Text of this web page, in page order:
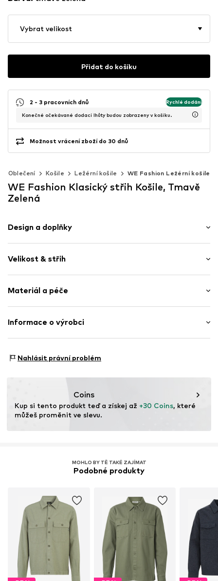
Vybrat velikost
Přidat do košíku
2 - 3 pracovních dnů Rychlé dodání
Konečné očekávané dodací lhůty budou zobrazeny v košíku.
Možnost vrácení zboží do 30 dnů
Oblečení Košile Ležérní košile WE Fashion Ležérní košile
WE Fashion Klasický střih Košile, Tmavě
Zelená
Design a doplňky
Bavlna
Límeček Kent
Manžety s 1 knoflíkem
Knoflíkové zapínání
Velikost & střih
Střih: Klasický střih
Materiál a péče
Materiál: 100% Bavlna
Informace o výrobci
3542AD Utecht
Nahlásit právní problém
Coins
Kup si tento produkt teď a získej až +30 Coins, které
můžeš proměnit ve slevu.
MOHLO BY TĚ TAKÉ ZAJÍMAT
Podobné produkty